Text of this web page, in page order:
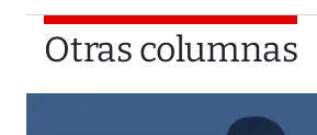
Otras columnas